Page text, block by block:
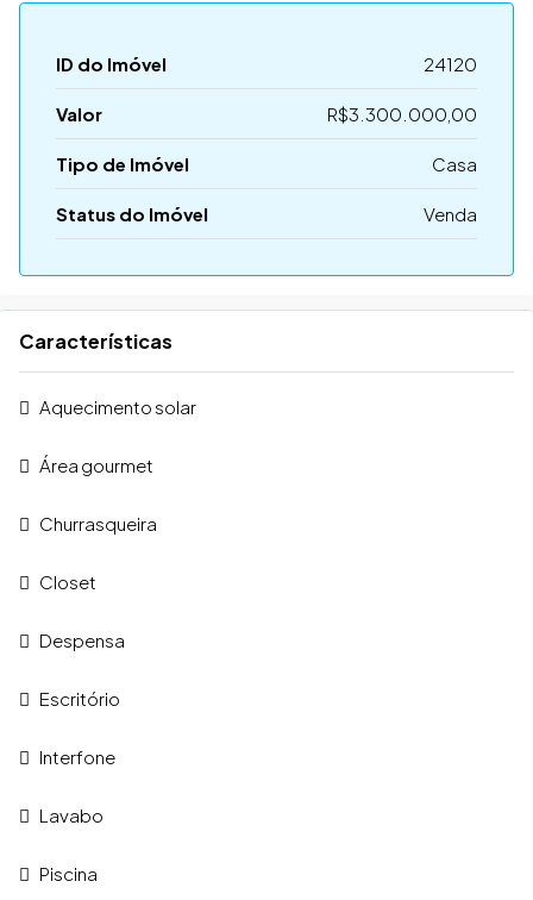
ID do Imóvel 24120
Valor R$3.300.000,00
Tipo de Imóvel Casa
Status do Imóvel Venda
Características
Aquecimento solar
Área gourmet
Churrasqueira
Closet
Despensa
Escritório
Interfone
Lavabo
Piscina